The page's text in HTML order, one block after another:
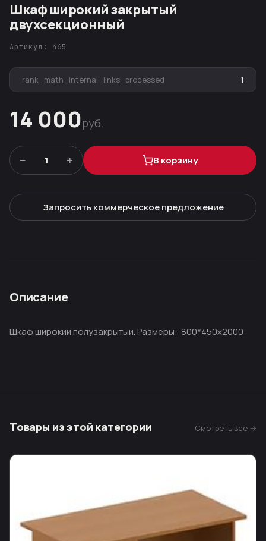
Шкаф широкий закрытый
двухсекционный
Артикул: 465
rank_math_internal_links_processed 1
14 000руб.
− 1 + В корзину
Запросить коммерческое предложение
Описание
Шкаф широкий полузакрытый. Размеры: 800*450х2000
Товары из этой категории Смотреть все →